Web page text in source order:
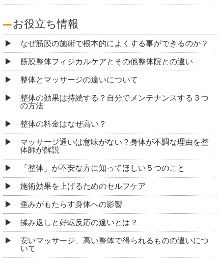
お役立ち情報
なぜ筋膜の施術で根本的によくする事ができるのか？
筋膜整体フィジカルケアとその他整体院との違い
整体とマッサージの違いについて
整体の効果は持続する？自分でメンテナンスする３つ
の方法
整体の料金はなぜ高い？
マッサージ通いは意味がない？身体が不調な理由を整
体師が解説
「整体」が不安な方に知ってほしい５つのこと
施術効果を上げるためのセルフケア
歪みがもたらす身体への影響
揉み返しと好転反応の違いとは？
安いマッサージ、高い整体で得られるものの違いにつ
いて